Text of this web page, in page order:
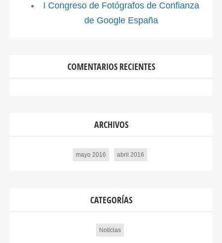
I Congreso de Fotógrafos de Confianza
de Google España
COMENTARIOS RECIENTES
ARCHIVOS
mayo 2016 abril 2016
CATEGORÍAS
Noticias